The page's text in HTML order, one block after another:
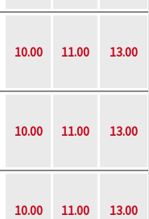
10.00 11.00 13.00
10.00 11.00 13.00
10.00 11.00 13.00